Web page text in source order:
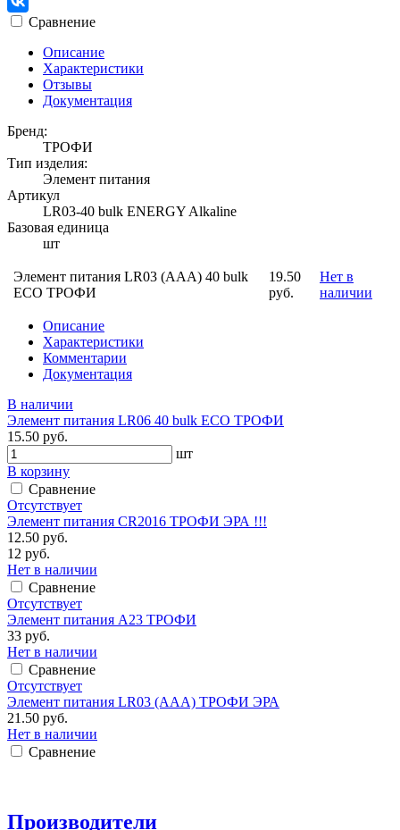
Сравнение
Описание
Характеристики
Отзывы
Документация
Бренд:
ТРОФИ
Тип изделия:
Элемент питания
Артикул
LR03-40 bulk ENERGY Alkaline
Базовая единица
шт
Элемент питания LR03 (ААА) 40 bulk
ECO ТРОФИ
19.50
руб.
Нет в
наличии
Описание
Характеристики
Комментарии
Документация
В наличии
Элемент питания LR06 40 bulk ECO ТРОФИ
15.50 руб.
шт
В корзину
Сравнение
Отсутствует
Элемент питания CR2016 ТРОФИ ЭРА !!!
12.50 руб.
12 руб.
Нет в наличии
Сравнение
Отсутствует
Элемент питания А23 ТРОФИ
33 руб.
Нет в наличии
Сравнение
Отсутствует
Элемент питания LR03 (ААА) ТРОФИ ЭРА
21.50 руб.
Нет в наличии
Сравнение
Производители